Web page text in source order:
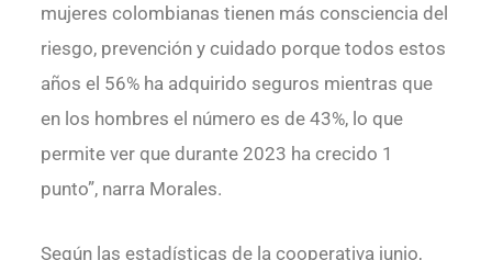
mujeres colombianas tienen más consciencia del
riesgo, prevención y cuidado porque todos estos
años el 56% ha adquirido seguros mientras que
en los hombres el número es de 43%, lo que
permite ver que durante 2023 ha crecido 1
punto”, narra Morales.
Según las estadísticas de la cooperativa junio,